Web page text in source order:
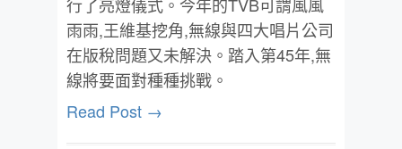
雨雨,王維基挖角,無線與四大唱片公司
在版稅問題又未解決。踏入第45年,無
線將要面對種種挑戰。
Read Post →